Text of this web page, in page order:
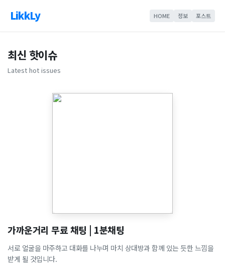
LikkLy HOME 정보 포스트
최신 핫이슈
Latest hot issues
가까운거리 무료 채팅 | 1분채팅
서로 얼굴을 마주하고 대화를 나누며 마치 상대방과 함께 있는 듯한 느낌을
받게 될 것입니다.